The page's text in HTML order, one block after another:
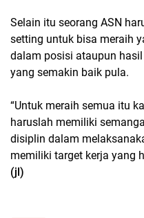
Selain itu seorang ASN
setting untuk bisa meraih
dalam posisi ataupun
yang semakin baik pula.
“Untuk meraih semua itu
haruslah memiliki
disiplin dalam
memiliki target kerja yang
(jl)